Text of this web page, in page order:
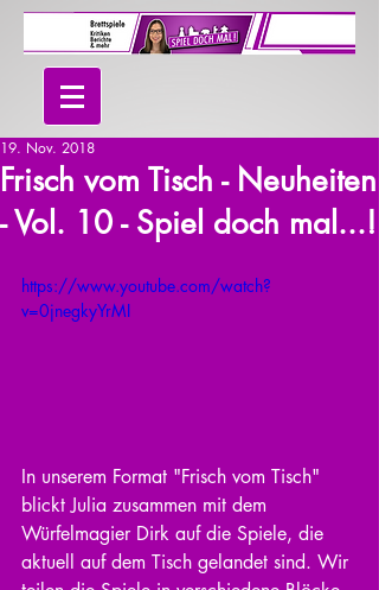
Frisch vom Tisch - Neuheiten
- Vol. 10 - Spiel doch mal...!
19. Nov. 2018
https://www.youtube.com/watch?
v=0jnegkyYrMI
In unserem Format "Frisch vom Tisch"
blickt Julia zusammen mit dem
Würfelmagier Dirk auf die Spiele, die
aktuell auf dem Tisch gelandet sind. Wir